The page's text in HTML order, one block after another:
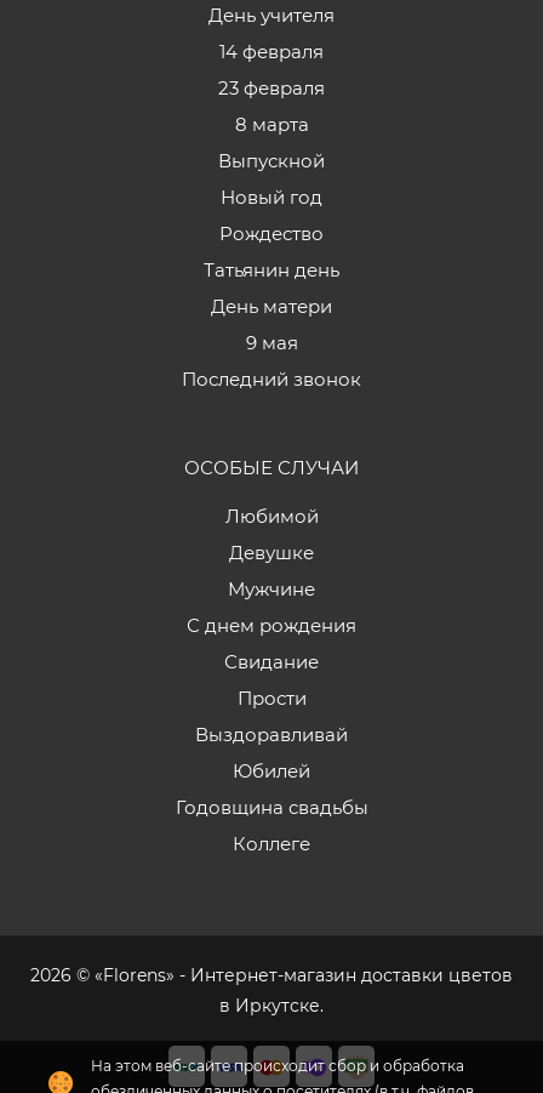
На этом веб-сайте происходит сбор и обработка
День учителя
14 февраля
23 февраля
8 марта
Выпускной
Новый год
Рождество
Татьянин день
День матери
9 мая
Последний звонок
ОСОБЫЕ СЛУЧАИ
Любимой
Девушке
Мужчине
С днем рождения
Свидание
Прости
Выздоравливай
Юбилей
Годовщина свадьбы
Коллеге
2026 © «Florens» - Интернет-магазин доставки цветов
в Иркутске.